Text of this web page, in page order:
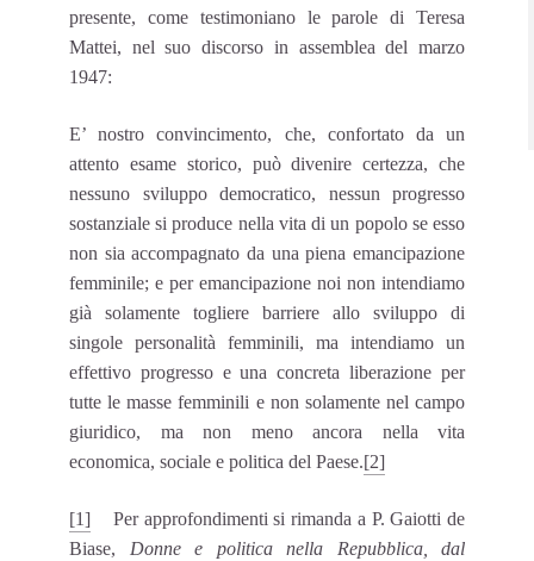
presente, come testimoniano le parole di Teresa
Mattei, nel suo discorso in assemblea del marzo
1947:
E’ nostro convincimento, che, confortato da un
attento esame storico, può divenire certezza, che
nessuno sviluppo democratico, nessun progresso
sostanziale si produce nella vita di un popolo se esso
non sia accompagnato da una piena emancipazione
femminile; e per emancipazione noi non intendiamo
già solamente togliere barriere allo sviluppo di
singole personalità femminili, ma intendiamo un
effettivo progresso e una concreta liberazione per
tutte le masse femminili e non solamente nel campo
giuridico, ma non meno ancora nella vita
economica, sociale e politica del Paese.[2]
[1] Per approfondimenti si rimanda a P. Gaiotti de
Biase, Donne e politica nella Repubblica, dal